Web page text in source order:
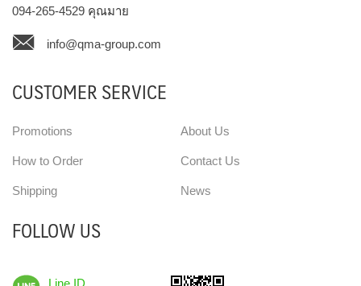
094-265-4529 คุณมาย
info@qma-group.com
CUSTOMER SERVICE
Promotions
How to Order
Shipping
About Us
Contact Us
News
FOLLOW US